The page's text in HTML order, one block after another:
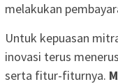
melakukan
Untuk kepuasan
inovasi terus
serta fitur-fiturnya.